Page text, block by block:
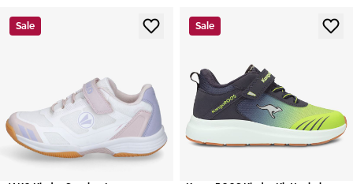
Sale Sale